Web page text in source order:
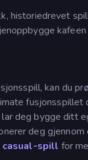
historiedrevet
kan du
fusjonsspillet
deg bygge ditt
deg
casual-spill for